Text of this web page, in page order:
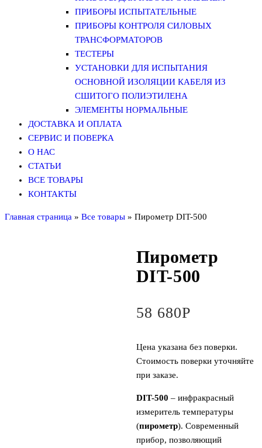
ПРИБОРЫ ИСПЫТАТЕЛЬНЫЕ
ПРИБОРЫ КОНТРОЛЯ СИЛОВЫХ
ТРАНСФОРМАТОРОВ
ТЕСТЕРЫ
УСТАНОВКИ ДЛЯ ИСПЫТАНИЯ
ОСНОВНОЙ ИЗОЛЯЦИИ КАБЕЛЯ ИЗ
СШИТОГО ПОЛИЭТИЛЕНА
ЭЛЕМЕНТЫ НОРМАЛЬНЫЕ
ДОСТАВКА И ОПЛАТА
СЕРВИС И ПОВЕРКА
О НАС
СТАТЬИ
ВСЕ ТОВАРЫ
КОНТАКТЫ
Главная страница » Все товары » Пирометр DIT-500
Пирометр
DIT-500
58 680Р
Цена указана без поверки.
Стоимость поверки уточняйте
при заказе.
DIT-500 – инфракрасный
измеритель температуры
(пирометр). Современный
прибор, позволяющий